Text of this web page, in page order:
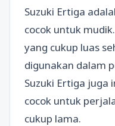
Suzuki Ertiga
cocok untuk
yang cukup luas
digunakan dalam
Suzuki Ertiga juga
cocok untuk
cukup lama.